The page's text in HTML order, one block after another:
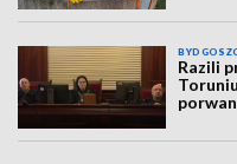
Razili